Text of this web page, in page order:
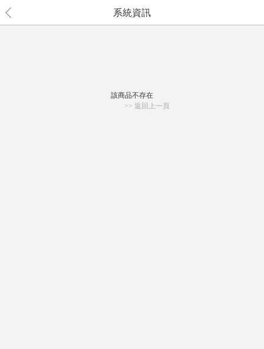
系統資訊
該商品不存在
>> 返回上一頁